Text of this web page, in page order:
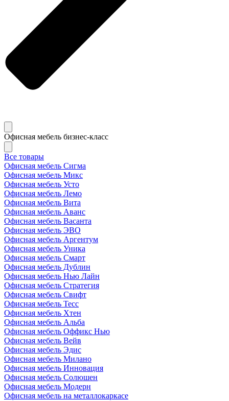
Офисная мебель бизнес-класс
Все товары
Офисная мебель Сигма
Офисная мебель Микс
Офисная мебель Усто
Офисная мебель Лемо
Офисная мебель Вита
Офисная мебель Аванс
Офисная мебель Васанта
Офисная мебель ЭВО
Офисная мебель Аргентум
Офисная мебель Уника
Офисная мебель Смарт
Офисная мебель Дублин
Офисная мебель Нью Лайн
Офисная мебель Стратегия
Офисная мебель Свифт
Офисная мебель Тесс
Офисная мебель Хтен
Офисная мебель Альба
Офисная мебель Оффикс Нью
Офисная мебель Вейв
Офисная мебель Эдис
Офисная мебель Милано
Офисная мебель Инновация
Офисная мебель Солюшен
Офисная мебель Модерн
Офисная мебель на металлокаркасе